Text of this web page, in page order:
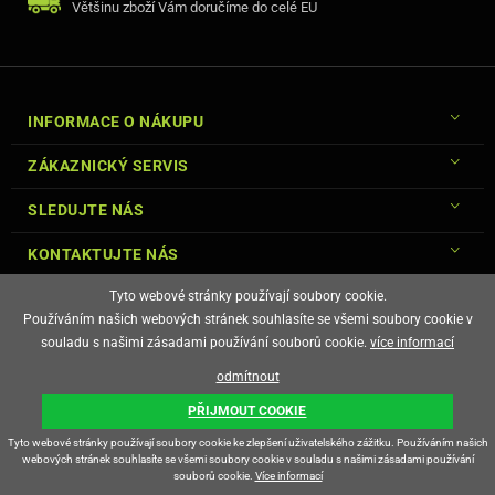
HP-COLOR LASERJET CP 2027 N
Většinu zboží Vám doručíme do celé EU
INFORMACE O NÁKUPU
ZÁKAZNICKÝ SERVIS
SLEDUJTE NÁS
KONTAKTUJTE NÁS
E-shop vytvořila
Tyto webové stránky používají soubory cookie.
Používáním našich webových stránek souhlasíte se všemi soubory cookie v
souladu s našimi zásadami používání souborů cookie. více informací
odmítnout
PŘIJMOUT COOKIE
Tyto webové stránky používají soubory cookie ke zlepšení uživatelského zážitku. Používáním našich
webových stránek souhlasíte se všemi soubory cookie v souladu s našimi zásadami používání
souborů cookie. Více informací